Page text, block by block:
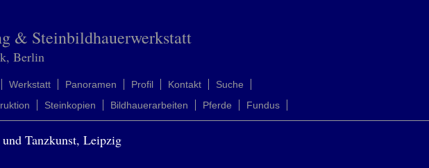
& Steinbildhauerwerkstatt
Berlin
Werkstatt Panoramen Profil Kontakt
Suche
Steinkopien Bildhauerarbeiten Pferde Fundus
Tanzkunst, Leipzig